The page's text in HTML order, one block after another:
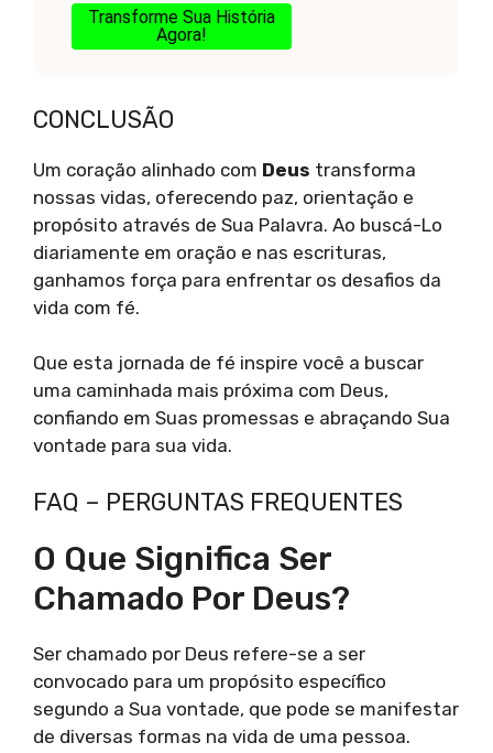
Transforme Sua História
Agora!
CONCLUSÃO
Um coração alinhado com Deus transforma
nossas vidas, oferecendo paz, orientação e
propósito através de Sua Palavra. Ao buscá-Lo
diariamente em oração e nas escrituras,
ganhamos força para enfrentar os desafios da
vida com fé.
Que esta jornada de fé inspire você a buscar
uma caminhada mais próxima com Deus,
confiando em Suas promessas e abraçando Sua
vontade para sua vida.
FAQ – PERGUNTAS FREQUENTES
O Que Significa Ser
Chamado Por Deus?
Ser chamado por Deus refere-se a ser
convocado para um propósito específico
segundo a Sua vontade, que pode se manifestar
de diversas formas na vida de uma pessoa.